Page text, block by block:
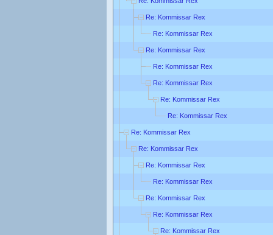
Re: Kommissar Rex
Re: Kommissar Rex
Re: Kommissar Rex
Re: Kommissar Rex
Re: Kommissar Rex
Re: Kommissar Rex
Re: Kommissar Rex
Re: Kommissar Rex
Re: Kommissar Rex
Re: Kommissar Rex
Re: Kommissar Rex
Re: Kommissar Rex
Re: Kommissar Rex
Re: Kommissar Rex